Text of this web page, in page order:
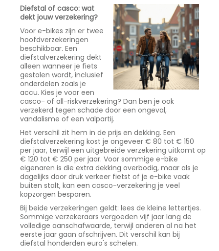
Diefstal of casco: wat
dekt jouw verzekering?
Voor e-bikes zijn er twee
hoofdverzekeringen
beschikbaar. Een
diefstalverzekering dekt
alleen wanneer je fiets
gestolen wordt, inclusief
onderdelen zoals je
accu. Kies je voor een
casco- of all-riskverzekering? Dan ben je ook
verzekerd tegen schade door een ongeval,
vandalisme of een valpartij.
Het verschil zit hem in de prijs en dekking. Een
diefstalverzekering kost je ongeveer € 80 tot € 150
per jaar, terwijl een uitgebreide verzekering uitkomt op
€ 120 tot € 250 per jaar. Voor sommige e-bike
eigenaren is die extra dekking overbodig, maar als je
dagelijks door druk verkeer fietst of je e-bike vaak
buiten stalt, kan een casco-verzekering je veel
kopzorgen besparen.
Bij beide verzekeringen geldt: lees de kleine lettertjes.
Sommige verzekeraars vergoeden vijf jaar lang de
volledige aanschafwaarde, terwijl anderen al na het
eerste jaar gaan afschrijven. Dit verschil kan bij
diefstal honderden euro's schelen.